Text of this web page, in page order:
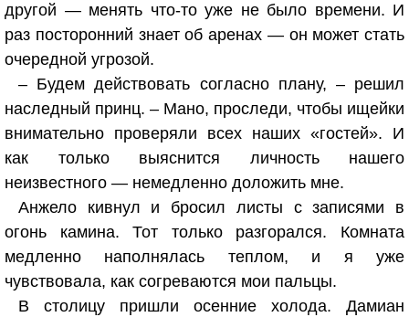
другой — менять что-то уже не было времени. И
раз посторонний знает об аренах — он может стать
очередной угрозой.
– Будем действовать согласно плану, – решил
наследный принц. – Мано, проследи, чтобы ищейки
внимательно проверяли всех наших «гостей». И
как только выяснится личность нашего
неизвестного — немедленно доложить мне.
Анжело кивнул и бросил листы с записями в
огонь камина. Тот только разгорался. Комната
медленно наполнялась теплом, и я уже
чувствовала, как согреваются мои пальцы.
В столицу пришли осенние холода. Дамиан